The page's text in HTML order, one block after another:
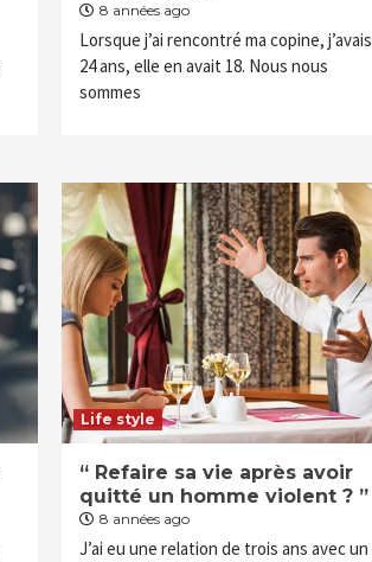
8 années ago
Lorsque j’ai rencontré ma copine, j’avais
24 ans, elle en avait 18. Nous nous
sommes
Life style
“ Refaire sa vie après avoir
quitté un homme violent ? ”
8 années ago
J’ai eu une relation de trois ans avec un